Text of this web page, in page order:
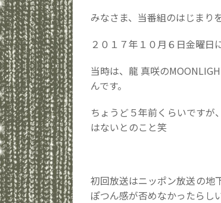
みなさま、当番組のはじまり
２０１７年１０月６日金曜日
当時は、龍 真咲の
んです。
ちょうど５年前くらいですが
はないとのこと笑
初回放送はニッポン放送の地
ぽつん感が否めなかったらし